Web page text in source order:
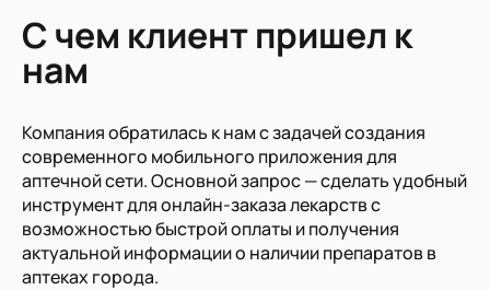
С чем клиент пришел к
нам
Компания обратилась к нам с задачей создания
современного мобильного приложения для
аптечной сети. Основной запрос — сделать удобный
инструмент для онлайн-заказа лекарств с
возможностью быстрой оплаты и получения
актуальной информации о наличии препаратов в
аптеках города.